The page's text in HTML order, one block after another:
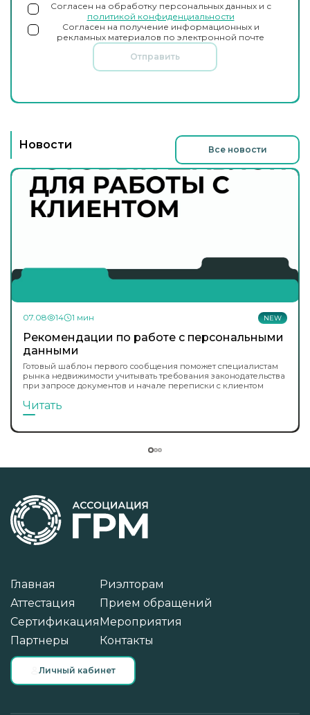
Согласен на обработку персональных данных и с
политикой конфиденциальности
Согласен на получение информационных и
рекламных материалов по электронной почте
Отправить
Новости Все новости
NEW
07.08 14 1 мин
Рекомендации по работе с персональными
данными
Готовый шаблон первого сообщения поможет специалистам
рынка недвижимости учитывать требования законодательства
при запросе документов и начале переписки с клиентом
Читать
Главная
Аттестация
Сертификация
Партнеры
Риэлторам
Прием обращений
Мероприятия
Контакты
Личный кабинет